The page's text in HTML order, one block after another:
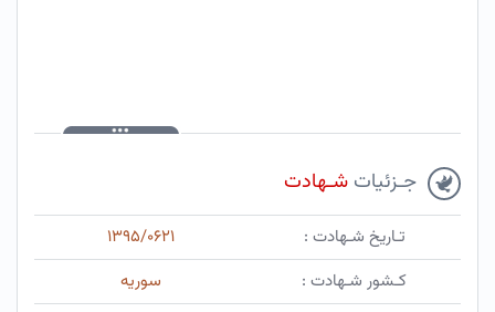
جـزئیات شـهادت
تـاریخ شـهادت :
۱۳۹۵/۰۶۲۱
کـشور شـهادت :
سوریه